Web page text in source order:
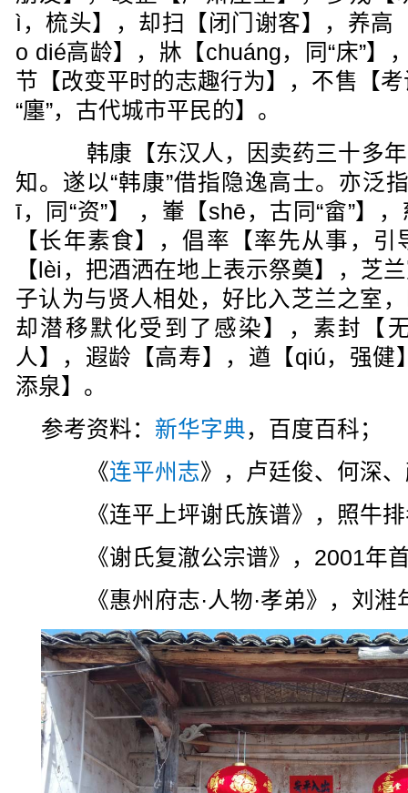
ì，梳头】，却扫【闭门谢客】，养高
o dié高龄】，牀【chuáng，同“床”】
节【改变平时的志趣行为】，不售【
“廛”，古代城市平民的】。
韩康【东汉人，因卖药三十多年
知。遂以“韩康”借指隐逸高士。亦泛
ī，同“资”】 ，輋【shē，古同“畲”】
【长年素食】，倡率【率先从事，
【lèi，把酒洒在地上表示祭奠】，芝
子认为与贤人相处，好比入芝兰之室
却潜移默化受到了感染】，素封【
人】，遐龄【高寿】，遒【qiú，强健
添泉】。
参考资料： 新华字典，百度百科；
《连平州志》，卢廷俊、何深
《连平上坪谢氏族谱》，照牛排
《谢氏复澈公宗谱》，2001年
《惠州府志·人物·孝弟》，刘溎